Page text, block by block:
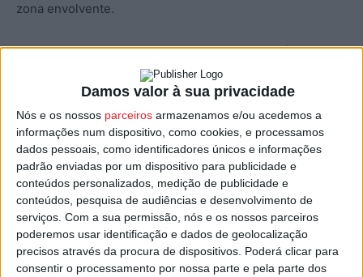
Damos valor à sua privacidade
Nós e os nossos parceiros armazenamos e/ou acedemos a
informações num dispositivo, como cookies, e processamos
dados pessoais, como identificadores únicos e informações
padrão enviadas por um dispositivo para publicidade e
conteúdos personalizados, medição de publicidade e
conteúdos, pesquisa de audiências e desenvolvimento de
serviços. Com a sua permissão, nós e os nossos parceiros
poderemos usar identificação e dados de geolocalização
precisos através da procura de dispositivos. Poderá clicar para
consentir o processamento por nossa parte e pela parte dos
zona envolvente.
Serão revividos momentos dos tempos de D. Afonso
Henriques e das cortes de Lamego, numa feira que
contará ainda com um mercado medieval com várias
opções gastronómicas.
Esta e outras notícias para ouvir na Estação Diária – 96.8
FM ou em
www.968.fm
Pub